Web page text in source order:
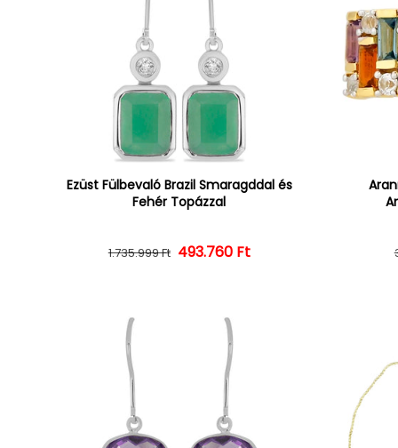
Ezüst Fülbevaló Brazil Smaragddal és
Fehér Topázzal
Normál ár
1.735.999 Ft Kedvezményes ár
493.760 Ft